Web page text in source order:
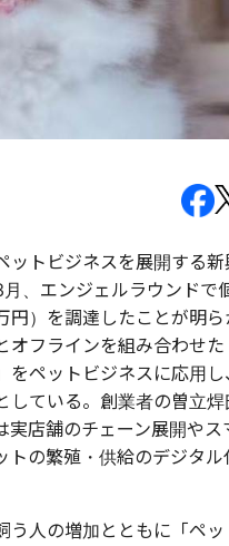
ットビジネスを展開する新
、エンジェルラウンドで
円）を調達したことが明ら
オフラインを組み合わせた
をペットビジネスに応用し
している。創業者の曽立焊
実店舗のチェーン展開やス
トの繁殖・供給のデジタル
う人の増加とともに「ペッ